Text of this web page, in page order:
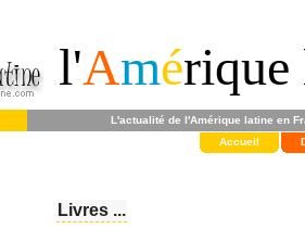
l'Amérique
L'actualité de l'Amérique latine en
Accueil
Livres ...